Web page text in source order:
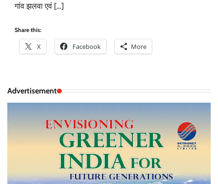
गांव झलवा एवं […]
Share this:
X Facebook More
Advertisement